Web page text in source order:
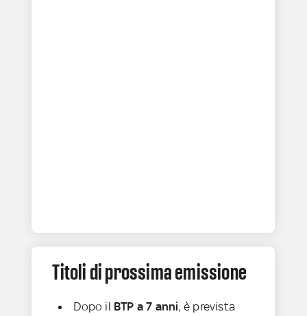
Titoli di prossima emissione
Dopo il BTP a 7 anni, è prevista